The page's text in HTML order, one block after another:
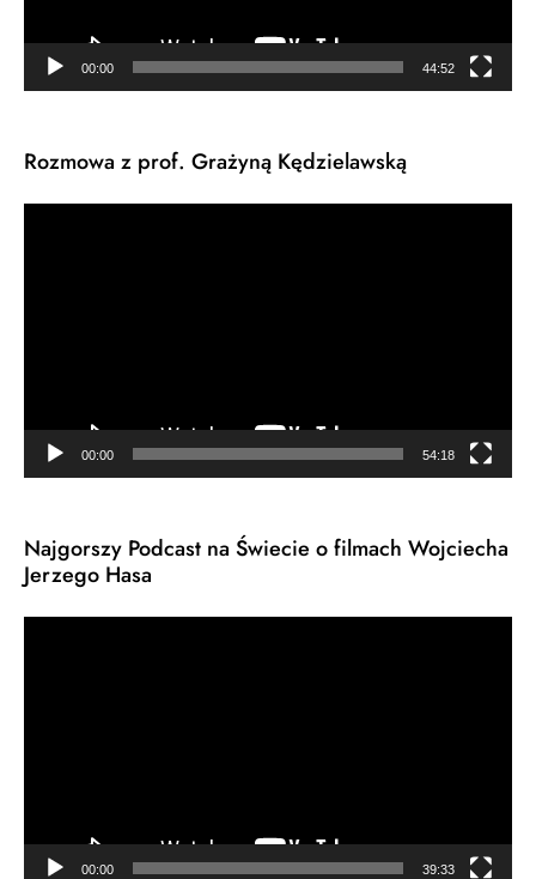
00:00 44:52
Rozmowa z prof. Grażyną Kędzielawską
00:00 54:18
Najgorszy Podcast na Świecie o filmach Wojciecha
Jerzego Hasa
00:00 39:33